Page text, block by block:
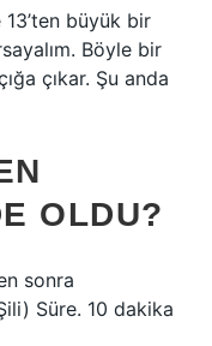
büyük bir
Böyle bir
çıkar. Şu anda
OLDU?
sonra
Süre. 10 dakika